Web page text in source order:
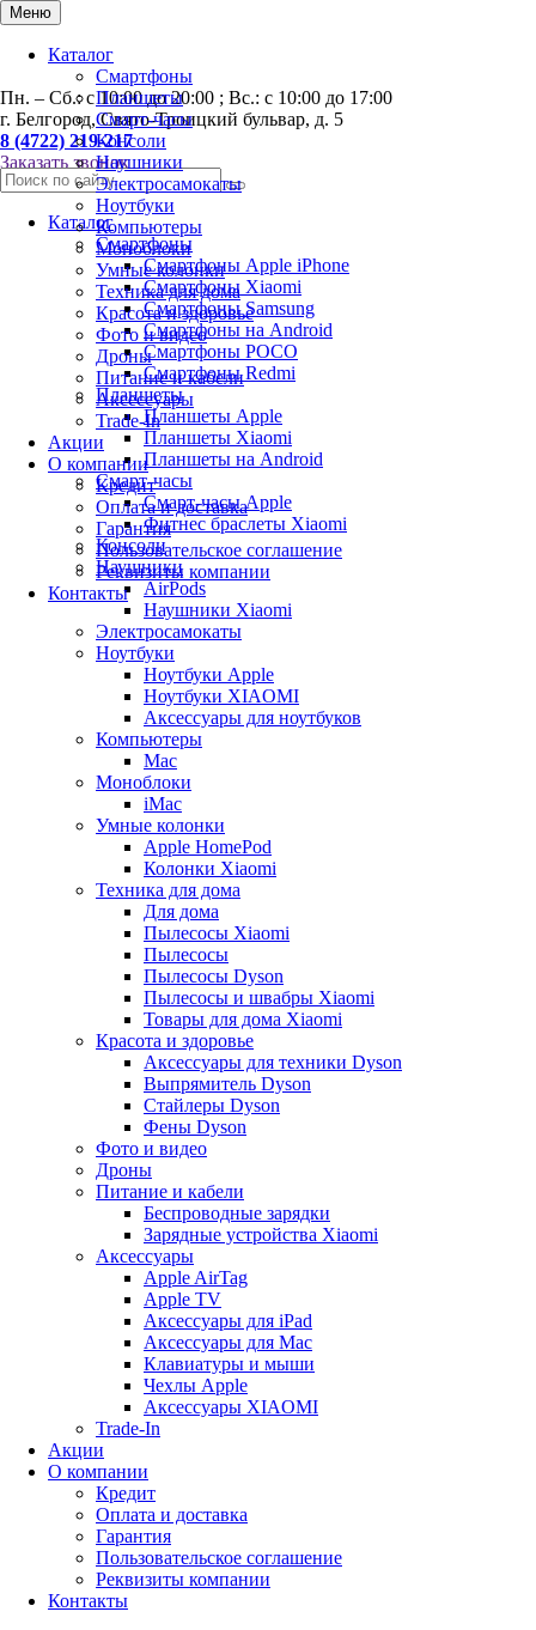
Меню
Каталог
Смартфоны
Планшеты
Смарт-часы
Консоли
Наушники
Электросамокаты
Ноутбуки
Компьютеры
Моноблоки
Умные колонки
Техника для дома
Красота и здоровье
Фото и видео
Дроны
Питание и кабели
Аксессуары
Trade-In
Акции
О компании
Кредит
Оплата и доставка
Гарантия
Пользовательское соглашение
Реквизиты компании
Контакты
0
Пн. – Сб.: с 10:00 до 20:00 ; Вс.: с 10:00 до 17:00
г. Белгород, Свято-Троицкий бульвар, д. 5
8 (4722) 219-217
Заказать звонок
Каталог
Смартфоны
Смартфоны Apple iPhone
Смартфоны Хiaomi
Смартфоны Samsung
Смартфоны на Android
Смартфоны POCO
Смартфоны Redmi
Планшеты
Планшеты Apple
Планшеты Xiaomi
Планшеты на Android
Смарт-часы
Смарт-часы Apple
Фитнес браслеты Xiaomi
Консоли
Наушники
AirPods
Наушники Xiaomi
Электросамокаты
Ноутбуки
Ноутбуки Apple
Ноутбуки XIAOMI
Аксессуары для ноутбуков
Компьютеры
Mac
Моноблоки
iMac
Умные колонки
Apple HomePod
Колонки Xiaomi
Техника для дома
Для дома
Пылесосы Xiaomi
Пылесосы
Пылесосы Dyson
Пылесосы и швабры Xiaomi
Товары для дома Xiaomi
Красота и здоровье
Аксессуары для техники Dyson
Выпрямитель Dyson
Стайлеры Dyson
Фены Dyson
Фото и видео
Дроны
Питание и кабели
Беспроводные зарядки
Зарядные устройства Xiaomi
Аксессуары
Apple AirTag
Apple TV
Аксессуары для iPad
Аксессуары для Mac
Клавиатуры и мыши
Чехлы Apple
Аксессуары XIAOMI
Trade-In
Акции
О компании
Кредит
Оплата и доставка
Гарантия
Пользовательское соглашение
Реквизиты компании
Контакты